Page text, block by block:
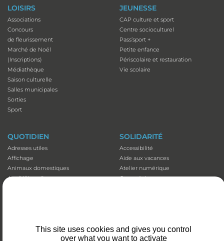
LOISIRS
Associations
Concours
de fleurissement
Marché de Noël
(Inscriptions)
Médiathèque
Saison culturelle
Salles municipales
Sorties
Sport
JEUNESSE
CAP culture et sport
Centre socioculturel
Pass’sport +
Petite enfance
Périscolaire et restauration
Vie scolaire
QUOTIDIEN
Adresses utiles
Affichage
Animaux domestiques
Appli illiwap©
Santé et prévention
SOLIDARITÉ
Accessibilité
Aide aux vacances
Atelier numérique
Carte séniors
Plan canicule
Portage de repas
This site uses cookies and gives you control
over what you want to activate